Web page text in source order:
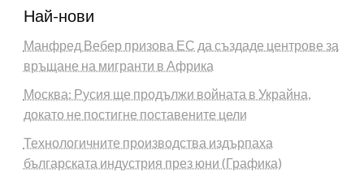
Най-нови
Манфред Вебер призова ЕС да създаде центрове за
връщане на мигранти в Африка
Москва: Русия ще продължи войната в Украйна,
докато не постигне поставените цели
Технологичните производства издърпаха
българската индустрия през юни (Графика)